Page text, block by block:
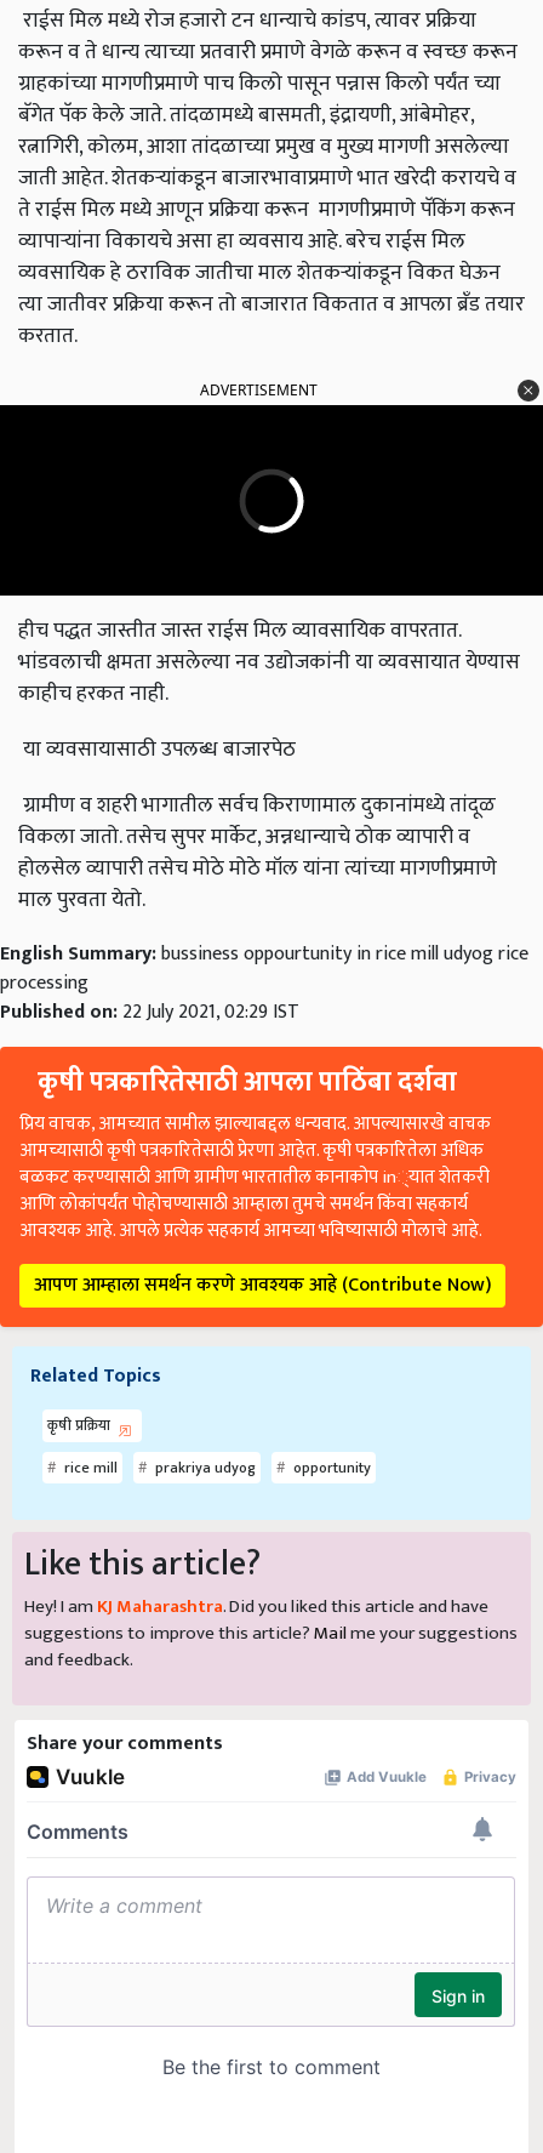
राईस मिल मध्ये रोज हजारो टन धान्याचे कांडप, त्यावर प्रक्रिया
करून व ते धान्य त्याच्या प्रतवारी प्रमाणे वेगळे करून व स्वच्छ करून
ग्राहकांच्या मागणीप्रमाणे पाच किलो पासून पन्नास किलो पर्यंत च्या
बॅगेत पॅक केले जाते. तांदळामध्ये बासमती, इंद्रायणी, आंबेमोहर,
रत्नागिरी, कोलम, आशा तांदळाच्या प्रमुख व मुख्य मागणी असलेल्या
जाती आहेत. शेतकऱ्यांकडून बाजारभावाप्रमाणे भात खरेदी करायचे व
ते राईस मिल मध्ये आणून प्रक्रिया करून मागणीप्रमाणे पॅकिंग करून
व्यापाऱ्यांना विकायचे असा हा व्यवसाय आहे. बरेच राईस मिल
व्यवसायिक हे ठराविक जातीचा माल शेतकऱ्यांकडून विकत घेऊन
त्या जातीवर प्रक्रिया करून तो बाजारात विकतात व आपला ब्रँड तयार
करतात.
ADVERTISEMENT
हीच पद्धत जास्तीत जास्त राईस मिल व्यावसायिक वापरतात.
भांडवलाची क्षमता असलेल्या नव उद्योजकांनी या व्यवसायात येण्यास
काहीच हरकत नाही.
या व्यवसायासाठी उपलब्ध बाजारपेठ
ग्रामीण व शहरी भागातील सर्वच किराणामाल दुकानांमध्ये तांदूळ
विकला जातो. तसेच सुपर मार्केट, अन्नधान्याचे ठोक व्यापारी व
होलसेल व्यापारी तसेच मोठे मोठे मॉल यांना त्यांच्या मागणीप्रमाणे
माल पुरवता येतो.
English Summary:bussiness oppourtunity in rice mill udyog rice
processing
Published on:22 July 2021, 02:29 IST
कृषी पत्रकारितेसाठी आपला पाठिंबा दर्शवा
प्रिय वाचक, आमच्यात सामील झाल्याबद्दल धन्यवाद. आपल्यासारखे वाचक
आमच्यासाठी कृषी पत्रकारितेसाठी प्रेरणा आहेत. कृषी पत्रकारितेला अधिक
बळकट करण्यासाठी आणि ग्रामीण भारतातील कानाकोप in्यात शेतकरी
आणि लोकांपर्यंत पोहोचण्यासाठी आम्हाला तुमचे समर्थन किंवा सहकार्य
आवश्यक आहे. आपले प्रत्येक सहकार्य आमच्या भविष्यासाठी मोलाचे आहे.
आपण आम्हाला समर्थन करणे आवश्यक आहे (Contribute Now)
Related Topics
कृषी प्रक्रिया
rice mill
prakriya udyog opportunity
Like this article?
Hey! I am KJ Maharashtra. Did you liked this article and have
suggestions to improve this article?Mailme your suggestions
and feedback.
Share your comments